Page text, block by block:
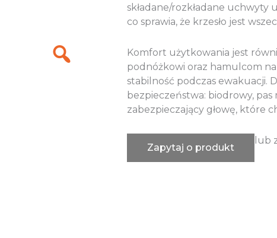
składane/rozkładane uchwyty
co sprawia, że krzesło jest
Komfort użytkowania jest
podnóżkowi oraz hamulcom
stabilność podczas ewakuacji.
bezpieczeństwa: biodrowy, pas
zabezpieczający głowę, które
Zapytaj o produkt
lub